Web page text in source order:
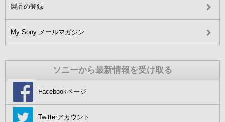
製品の登録
My Sony メールマガジン
ソニーから最新情報を受け取る
Facebookページ
Twitterアカウント